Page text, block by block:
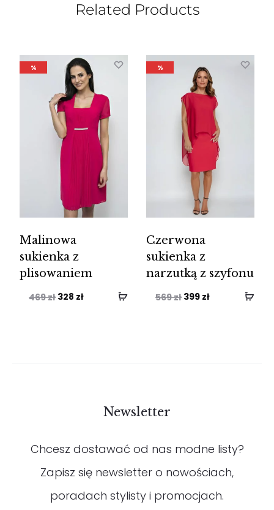
Related Products
%
Malinowa
sukienka z
plisowaniem
469złPierwotna
328 złAktualna
%
Czerwona
sukienka z
narzutką z szyfonu
569zł Pierwotna
399 złAktualna
Newsletter
Chcesz dostawać od nas modne listy?
Zapisz się newsletter o nowościach,
poradach stylisty i promocjach.